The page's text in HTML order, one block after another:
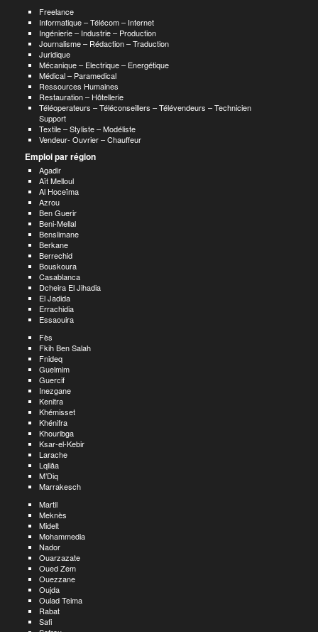
Freelance
Informatique – Télécom – Internet
Ingénierie – Industrie – Production
Journalisme – Rédaction – Traduction
Juridique
Mécanique – Electrique – Energétique
Médical – Paramedical
Ressources Humaines
Restauration – Hôtellerie
Téléoperateurs – Téléconseillers – Télévendeurs – Technicien
Support
Textile – Styliste – Modéliste
Vendeur- Ouvrier – Chauffeur
Emploi par région
Agadir
Aït Melloul
Al Hoceïma
Azrou
Ben Guerir
Beni-Mellal
Benslimane
Berkane
Berrechid
Bouskoura
Casablanca
Dcheira El Jihadia
El Jadida
Errachidia
Essaouira
Fès
Fkih Ben Salah
Fnideq
Guelmim
Guercif
Inezgane
Kenitra
Khémisset
Khénifra
Khouribga
Ksar-el-Kebir
Larache
Lqliâa
M’Diq
Marrakesch
Martil
Meknès
Midelt
Mohammedia
Nador
Ouarzazate
Oued Zem
Ouezzane
Oujda
Oulad Teima
Rabat
Safi